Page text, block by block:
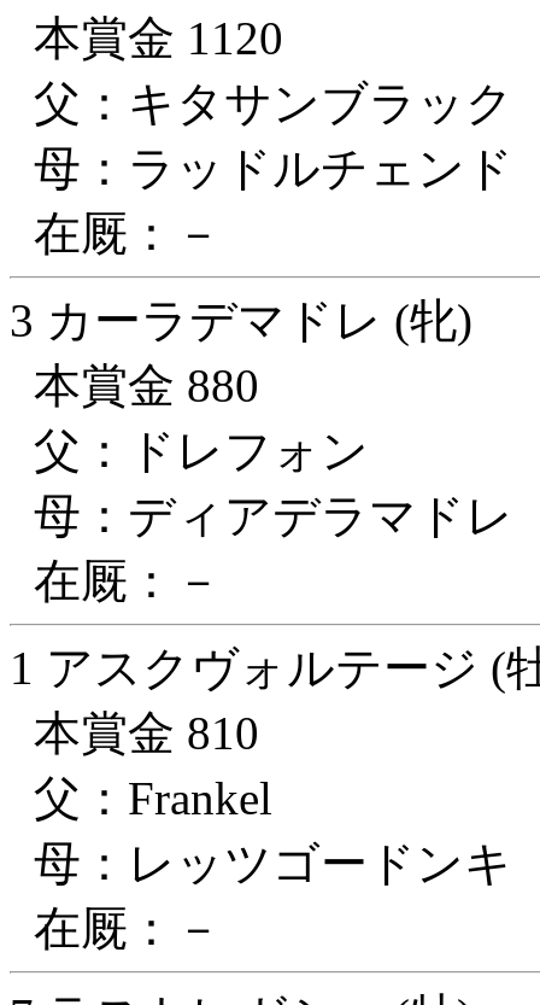
本賞金 1120
父：キタサンブラック
母：ラッドルチェンド
在厩：－
3 カーラデマドレ (牝)
本賞金 880
父：ドレフォン
母：ディアデラマドレ
在厩：－
1 アスクヴォルテージ (
本賞金 810
父：Frankel
母：レッツゴードンキ
在厩：－